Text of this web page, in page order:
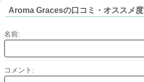
Aroma Gracesの口コミ・オススメ度
名前:
コメント: